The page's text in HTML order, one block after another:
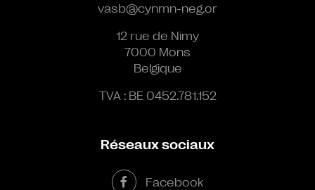
vasb@cynmn-neg.or
12 rue de Nimy
7000 Mons
Belgique
TVA : BE 0452.781.152
Réseaux sociaux
Facebook